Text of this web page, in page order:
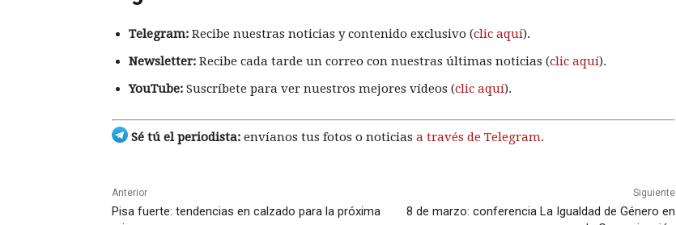
Telegram: Recibe nuestras noticias y contenido exclusivo (clic aquí).
Newsletter: Recibe cada tarde un correo con nuestras últimas noticias (clic aquí).
YouTube: Suscríbete para ver nuestros mejores vídeos (clic aquí).
Sé tú el periodista: envíanos tus fotos o noticias a través de Telegram.
Anterior
Pisa fuerte: tendencias en calzado para la próxima
Siguiente
8 de marzo: conferencia La Igualdad de Género en